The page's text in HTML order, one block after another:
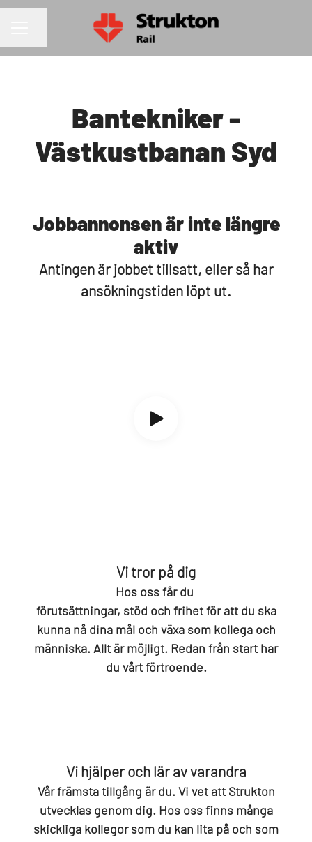
Bantekniker -
Västkustbanan Syd
Jobbannonsen är inte längre
aktiv
Antingen är jobbet tillsatt, eller så har
ansökningstiden löpt ut.
Vi tror på dig
Hos oss får du
förutsättningar, stöd och frihet för att du ska
kunna nå dina mål och växa som kollega och
människa. Allt är möjligt. Redan från start har
du vårt förtroende.
Vi hjälper och lär av varandra
Vår främsta tillgång är du. Vi vet att Strukton
utvecklas genom dig. Hos oss finns många
skickliga kollegor som du kan lita på och som